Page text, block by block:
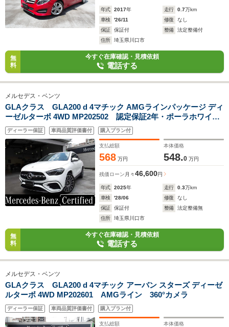
年式 2017年 走行 0.7万km
車検
'26/11 修復
なし
保証
保証付 整備
法定整備付
住所
埼玉県川口市
無
料
今すぐ在庫確認・見積依頼
電話する
メルセデス・ベンツ
GLAクラス GLA200 d 4マチック AMGラインパッケージ ディ
ーゼルターボ 4WD MP202502 認定保証2年・ポーラホワイ
ト・フットトランクオープナー・アンビエントライト・360度
カメラ・(2502)
ディーラー保証 車両品質評価書付 購入プラン付
支払総額
568 万円
本体価格
548.0 万円
残価ローン 月々46,600円
年式 2025年 走行 0.3万km
車検
'28/06 修復
なし
保証
保証付 整備
法定整備無
住所
埼玉県川口市
無
料
今すぐ在庫確認・見積依頼
電話する
メルセデス・ベンツ
GLAクラス GLA200 d 4マチック アーバン スターズ ディーゼ
ルターボ 4WD MP202601 AMGライン 360°カメラ
ディーラー保証 車両品質評価書付 購入プラン付
支払総額 本体価格